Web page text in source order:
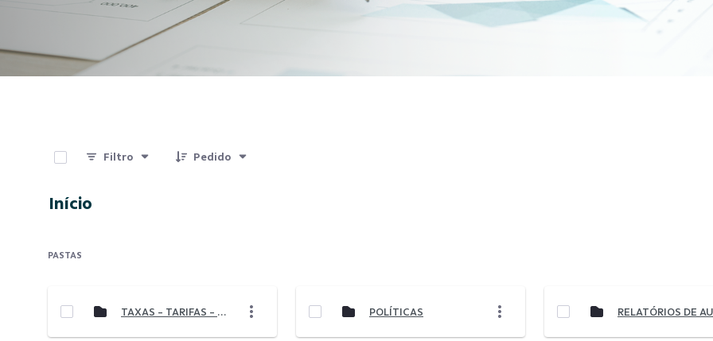
Filtro Pedido
Início
PASTAS
TAXAS - TARIFAS - SERVIÇOS POLÍTICAS